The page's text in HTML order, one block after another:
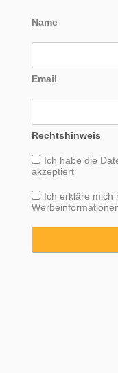
Name
Email
Rechtshinweis
Ich habe die
akzeptiert
Ich erkläre mich